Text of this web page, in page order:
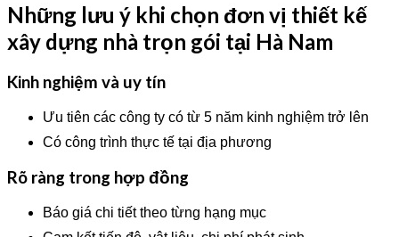
Những lưu ý khi chọn đơn vị thiết kế
xây dựng nhà trọn gói tại Hà Nam
Kinh nghiệm và uy tín
Ưu tiên các công ty có từ 5 năm kinh nghiệm trở lên
Có công trình thực tế tại địa phương
Rõ ràng trong hợp đồng
Báo giá chi tiết theo từng hạng mục